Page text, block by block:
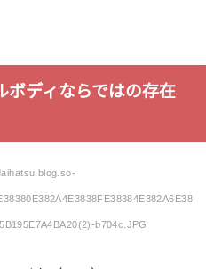
ボディならではの存在
b704c.JPG